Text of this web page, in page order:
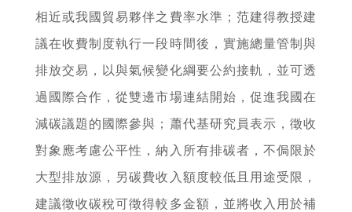
相近或我國貿易夥伴之費率水準；范建得教授建
議在收費制度執行一段時間後，實施總量管制與
排放交易，以與氣候變化綱要公約接軌，並可透
過國際合作，從雙邊市場連結開始，促進我國在
減碳議題的國際參與；蕭代基研究員表示，徵收
對象應考慮公平性，納入所有排碳者，不侷限於
大型排放源，另碳費收入額度較低且用途受限，
建議徵收碳稅可徵得較多金額，並將收入用於補